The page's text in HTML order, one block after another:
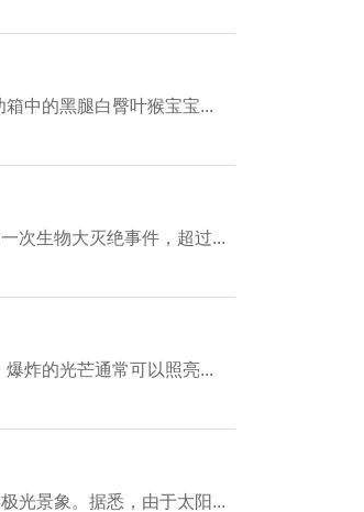
中的黑腿白臀叶猴宝宝...
次生物大灭绝事件，超过...
炸的光芒通常可以照亮...
光景象。据悉，由于太阳...